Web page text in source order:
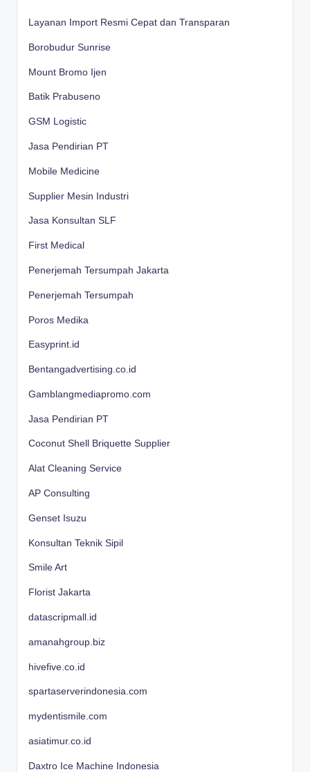
Layanan Import Resmi Cepat dan Transparan
Borobudur Sunrise
Mount Bromo Ijen
Batik Prabuseno
GSM Logistic
Jasa Pendirian PT
Mobile Medicine
Supplier Mesin Industri
Jasa Konsultan SLF
First Medical
Penerjemah Tersumpah Jakarta
Penerjemah Tersumpah
Poros Medika
Easyprint.id
Bentangadvertising.co.id
Gamblangmediapromo.com
Jasa Pendirian PT
Coconut Shell Briquette Supplier
Alat Cleaning Service
AP Consulting
Genset Isuzu
Konsultan Teknik Sipil
Smile Art
Florist Jakarta
datascripmall.id
amanahgroup.biz
hivefive.co.id
spartaserverindonesia.com
mydentismile.com
asiatimur.co.id
Daxtro Ice Machine Indonesia